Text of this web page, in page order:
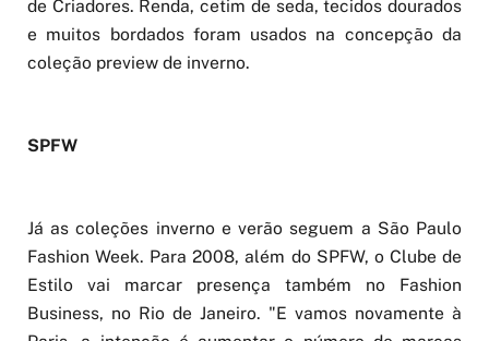
de Criadores. Renda, cetim de seda, tecidos dourados
e muitos bordados foram usados na concepção da
coleção preview de inverno.
SPFW
Já as coleções inverno e verão seguem a São Paulo
Fashion Week. Para 2008, além do SPFW, o Clube de
Estilo vai marcar presença também no Fashion
Business, no Rio de Janeiro. "E vamos novamente à